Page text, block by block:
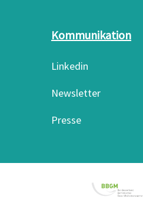
Kommunikation
Linkedin
Newsletter
Presse